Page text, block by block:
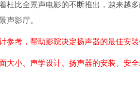
杜比全景声电影的不断推出，越来越
声影厅。
考，帮助影院决定扬声器的最佳安装
小、声学设计、扬声器的安装、安全